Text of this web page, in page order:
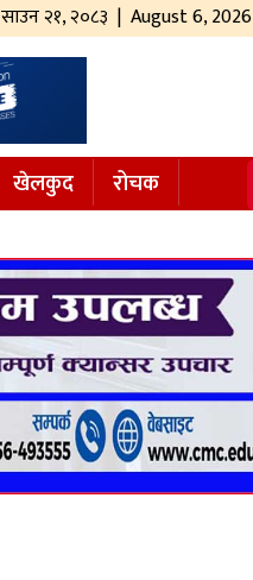
साउन२१,२०८३ | August 6, 2026
खेलकुद
रोचक